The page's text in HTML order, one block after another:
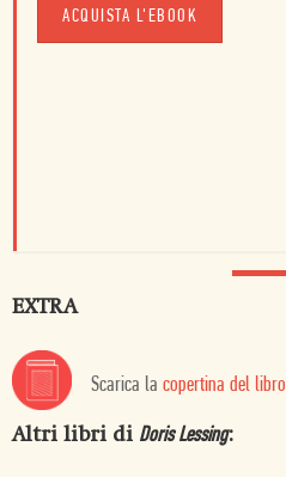
ACQUISTA L'EBOOK
EXTRA
Scarica la copertina del libro
Altri libri di Doris Lessing: